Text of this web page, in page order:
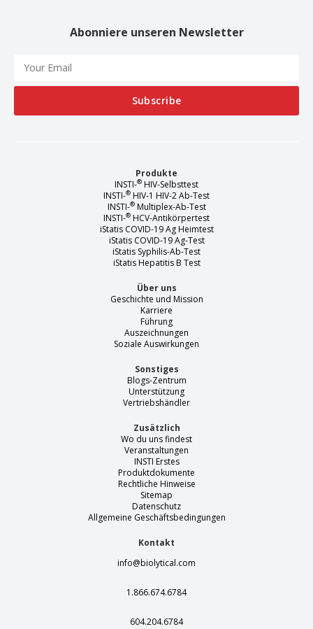
Abonniere unseren Newsletter
Produkte
INSTI-® HIV-Selbsttest
INSTI-® HIV-1 HIV-2 Ab-Test
INSTI-®Multiplex-Ab-Test
INSTI-® HCV-Antikörpertest
iStatis COVID-19 Ag Heimtest
iStatis COVID-19 Ag-Test
iStatis Syphilis-Ab-Test
iStatis Hepatitis B Test
Über uns
Geschichte und Mission
Karriere
Führung
Auszeichnungen
Soziale Auswirkungen
Sonstiges
Blogs-Zentrum
Unterstützung
Vertriebshändler
Zusätzlich
Wo du uns findest
Veranstaltungen
INSTI Erstes
Produktdokumente
Rechtliche Hinweise
Sitemap
Datenschutz
Allgemeine Geschäftsbedingungen
Kontakt
info@biolytical.com
1.866.674.6784
604.204.6784